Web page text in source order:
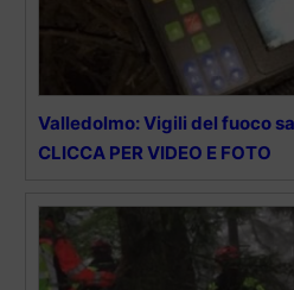
Valledolmo: Vigili del fuoco
CLICCA PER VIDEO E FOTO